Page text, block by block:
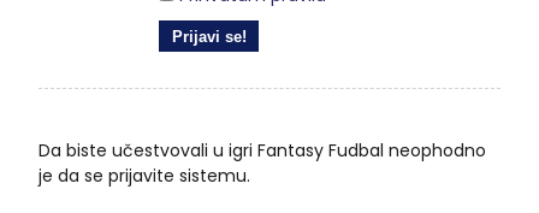
Da biste učestvovali u igri Fantasy Fudbal neophodno
je da se prijavite sistemu.